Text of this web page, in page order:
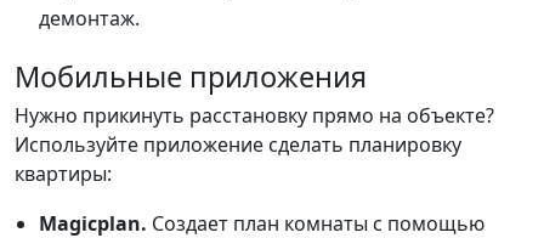
демонтаж.
Мобильные приложения
Нужно прикинуть расстановку прямо на объекте?
Используйте приложение сделать планировку
квартиры:
Magicplan. Создает план комнаты с помощью